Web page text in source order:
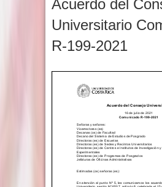
Acuerdo del
Universitario
R-199-2021